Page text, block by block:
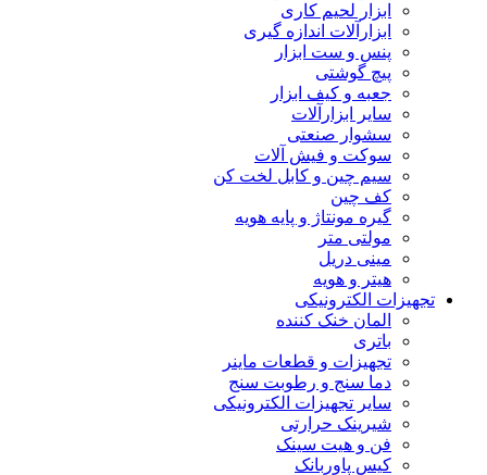
ابزار لحیم کاری
ابزارآلات اندازه گیری
پنس و ست ابزار
پیچ گوشتی
جعبه و کیف ابزار
سایر ابزارآلات
سشوار صنعتی
سوکت و فیش آلات
سیم چین و کابل لخت کن
کف چین
گیره مونتاژ و پایه هویه
مولتی متر
مینی دریل
هیتر و هویه
تجهیزات الکترونیکی
المان خنک کننده
باتری
تجهیزات و قطعات ماینر
دما سنج و رطوبت سنج
سایر تجهیزات الکترونیکی
شیرینک حرارتی
فن و هیت سینک
کیس پاوربانک